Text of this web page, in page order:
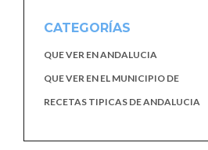
CATEGORÍAS
QUE VER EN ANDALUCIA
QUE VER EN EL MUNICIPIO DE
RECETAS TIPICAS DE ANDALUCIA